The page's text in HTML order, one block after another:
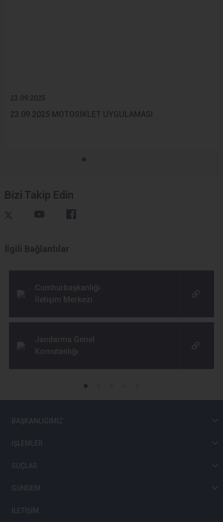
23.09.2025
23.09.2025 MOTOSİKLET UYGULAMASI
Bizi Takip Edin
İlgili Bağlantılar
Cumhurbaşkanlığı
İletişim Merkezi
Jandarma Genel
Komutanlığı
BAŞKANLIĞIMIZ
İŞLEMLER
SUÇLAR
GÜNDEM
İLETİŞİM